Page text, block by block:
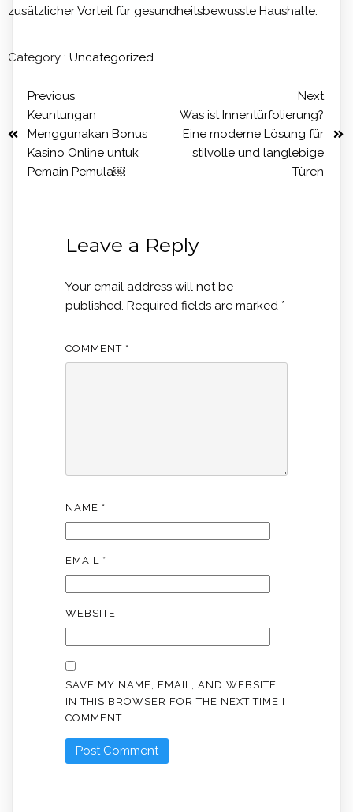
zusätzlicher Vorteil für gesundheitsbewusste Haushalte.
Category : Uncategorized
Previous
Keuntungan
Menggunakan Bonus
Kasino Online untuk
Pemain Pemula￼
Next
Was ist Innentürfolierung?
Eine moderne Lösung für
stilvolle und langlebige
Türen
Leave a Reply
Your email address will not be
published. Required fields are marked *
COMMENT *
NAME *
EMAIL *
WEBSITE
SAVE MY NAME, EMAIL, AND WEBSITE
IN THIS BROWSER FOR THE NEXT TIME I
COMMENT.